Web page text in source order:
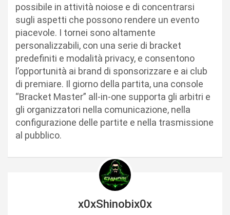
possibile in attività noiose e di concentrarsi
sugli aspetti che possono rendere un evento
piacevole. I tornei sono altamente
personalizzabili, con una serie di bracket
predefiniti e modalità privacy, e consentono
l’opportunità ai brand di sponsorizzare e ai club
di premiare. Il giorno della partita, una console
“Bracket Master” all-in-one supporta gli arbitri e
gli organizzatori nella comunicazione, nella
configurazione delle partite e nella trasmissione
al pubblico.
x0xShinobix0x